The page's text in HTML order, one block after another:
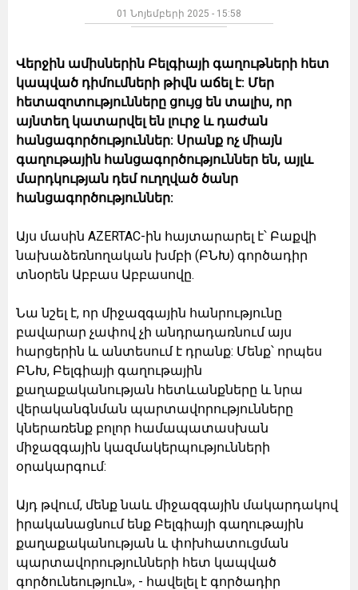
01 Նոյեմբերի 2025 - 15:58
Վերջին ամիսներին Բելգիայի գաղութների հետ
կապված դիմումների թիվն աճել է: Մեր
հետազոտությունները ցույց են տալիս, որ
այնտեղ կատարվել են լուրջ և դաժան
հանցագործություններ: Սրանք ոչ միայն
գաղութային հանցագործություններ են, այլև
մարդկության դեմ ուղղված ծանր
հանցագործություններ:
Այս մասին AZERTAC-ին հայտարարել է՝ Բաքվի
նախաձեռնողական խմբի (ԲՆԽ) գործադիր
տնօրեն Աբբաս Աբբասովը.
Նա նշել է, որ միջազգային հանրությունը
բավարար չափով չի անդրադառնում այս
հարցերին և անտեսում է դրանք: Մենք՝ որպես
ԲՆԽ, Բելգիայի գաղութային
քաղաքականության հետևանքները և նրա
վերականգնման պարտավորությունները
կներառենք բոլոր համապատասխան
միջազգային կազմակերպությունների
օրակարգում:
Այդ թվում, մենք նաև միջազգային մակարդակով
իրականացնում ենք Բելգիայի գաղութային
քաղաքականության և փոխհատուցման
պարտավորությունների հետ կապված
գործունեություն», - հավելել է գործադիր